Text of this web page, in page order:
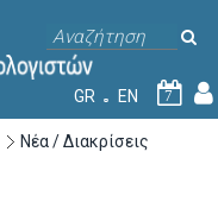
GR EN 7
Νέα / Διακρίσεις